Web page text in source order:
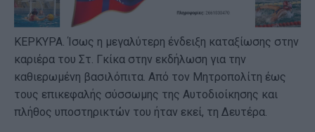
ΚΕΡΚΥΡΑ. Ίσως η μεγαλύτερη ένδειξη καταξίωσης στην
καριέρα του Στ. Γκίκα στην εκδήλωση για την
καθιερωμένη βασιλόπιτα. Από τον Μητροπολίτη έως
τους επικεφαλής σύσσωμης της Αυτοδιοίκησης και
πλήθος υποστηρικτών του ήταν εκεί, τη Δευτέρα.